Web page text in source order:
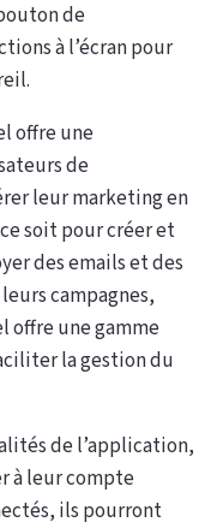
de
à l’écran pour
offre une
de
leur marketing en
soit pour créer et
des emails et des
campagnes,
offre une gamme
la gestion du
de l’application,
à leur compte
ils pourront